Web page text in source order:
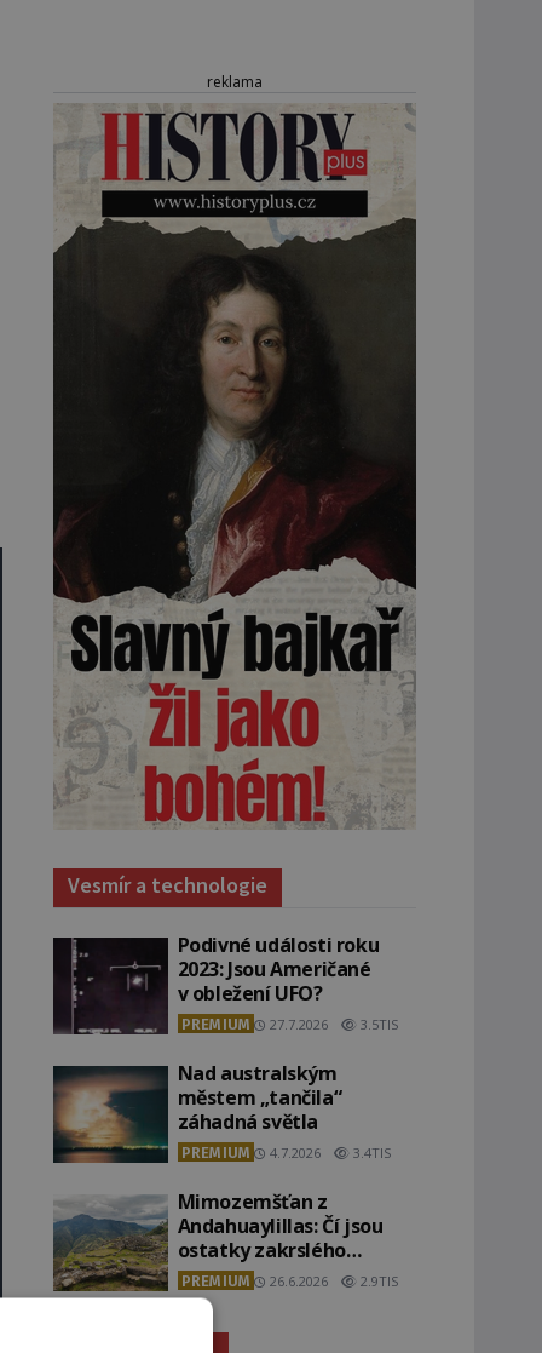
reklama
Vesmír a technologie
Podivné události roku
2023: Jsou Američané
v obležení UFO?
PREMIUM 27.7.2026 3.5TIS
Nad australským
městem „tančila“
záhadná světla
PREMIUM 4.7.2026 3.4TIS
Mimozemšťan z
Andahuaylillas: Čí jsou
ostatky zakrslého
stvoření s ohromnou
lebkou?
PREMIUM 26.6.2026 2.9TIS